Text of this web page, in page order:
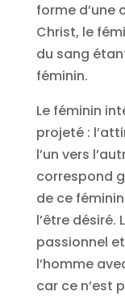
forme d’une
Christ, le
du sang
féminin.
Le féminin
projeté :
l’un vers
correspond
de ce
l’être désiré.
passionnel
l’homme
car ce n’est